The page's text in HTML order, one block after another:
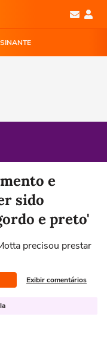
e
sido
e preto'
precisou prestar
Exibir comentários